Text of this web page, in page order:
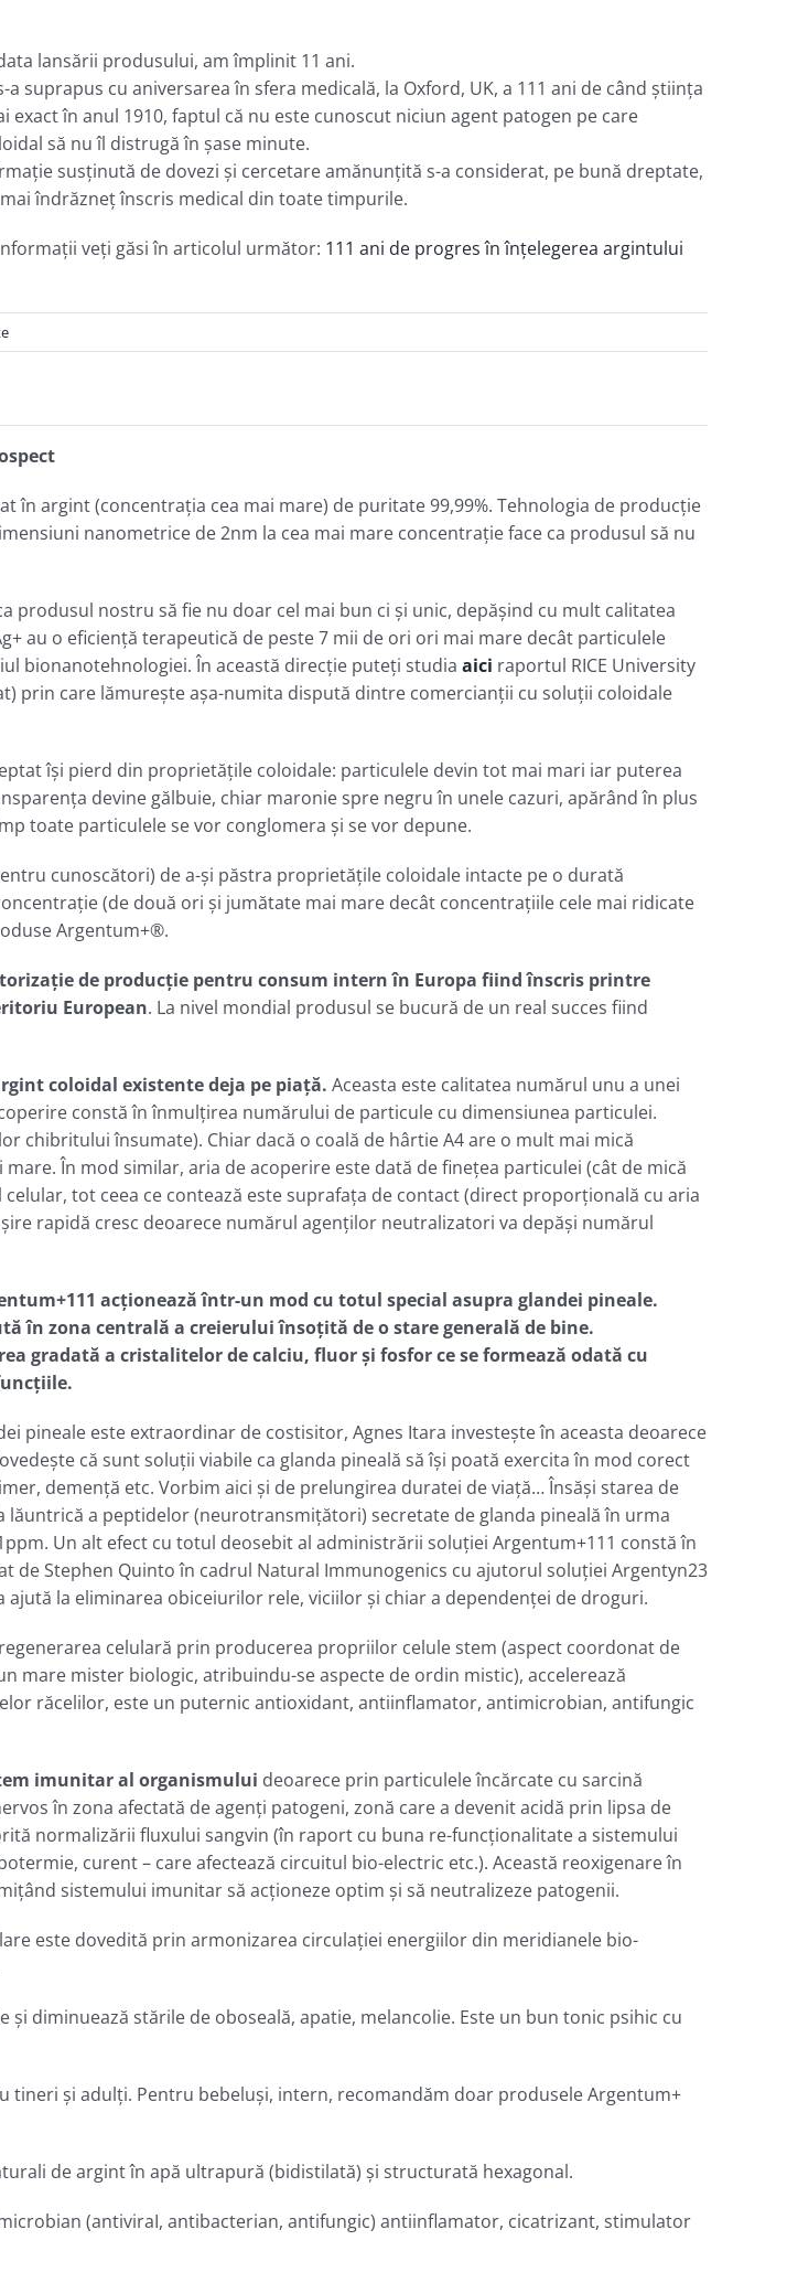
lansării produsului, am împlinit 11 ani.
a suprapus cu aniversarea în sfera medicală, la Oxford, UK, a 111 ani de când ştiinţa
exact în anul 1910, faptul că nu este cunoscut niciun agent patogen pe care
să nu îl distrugă în şase minute.
susţinută de dovezi şi cercetare amănunţită s-a considerat, pe bună dreptate,
îndrăzneţ înscris medical din toate timpurile.
veţi găsi în articolul următor: 111 ani de progres în înţelegerea argintului
argint (concentraţia cea mai mare) de puritate 99,99%. Tehnologia de producţie
nanometrice de 2nm la cea mai mare concentraţie face ca produsul să nu
nostru să fie nu doar cel mai bun ci şi unic, depăşind cu mult calitatea
au o eficienţă terapeutică de peste 7 mii de ori ori mai mare decât particulele
bionanotehnologiei. În această direcţie puteţi studia aici raportul RICE University
prin care lămureşte aşa-numita dispută dintre comercianţii cu soluţii coloidale
îşi pierd din proprietăţile coloidale: particulele devin tot mai mari iar puterea
devine gălbuie, chiar maronie spre negru în unele cazuri, apărând în plus
toate particulele se vor conglomera şi se vor depune.
cunoscători) de a-şi păstra proprietăţile coloidale intacte pe o durată
(de două ori şi jumătate mai mare decât concentraţiile cele mai ridicate
Argentum+®.
de producţie pentru consum intern în Europa fiind înscris printre
European. La nivel mondial produsul se bucură de un real succes fiind
coloidal existente deja pe piaţă. Aceasta este calitatea numărul unu a unei
constă în înmulțirea numărului de particule cu dimensiunea particulei.
chibritului însumate). Chiar dacă o coală de hârtie A4 are o mult mai mică
În mod similar, aria de acoperire este dată de fineţea particulei (cât de mică
tot ceea ce contează este suprafaţa de contact (direct proporţională cu aria
rapidă cresc deoarece numărul agenților neutralizatori va depăşi numărul
acţionează într-un mod cu totul special asupra glandei pineale.
în zona centrală a creierului însoţită de o stare generală de bine.
gradată a cristalitelor de calciu, fluor şi fosfor ce se formează odată cu
pineale este extraordinar de costisitor, Agnes Itara investeşte în aceasta deoarece
că sunt soluţii viabile ca glanda pineală să îşi poată exercita în mod corect
demenţă etc. Vorbim aici şi de prelungirea duratei de viaţă… Însăşi starea de
lăuntrică a peptidelor (neurotransmiţători) secretate de glanda pineală în urma
Un alt efect cu totul deosebit al administrării soluţiei Argentum+111 constă în
de Stephen Quinto în cadrul Natural Immunogenics cu ajutorul soluţiei Argentyn23
la eliminarea obiceiurilor rele, viciilor şi chiar a dependenţei de droguri.
celulară prin producerea propriilor celule stem (aspect coordonat de
mare mister biologic, atribuindu-se aspecte de ordin mistic), accelerează
răcelilor, este un puternic antioxidant, antiinflamator, antimicrobian, antifungic
imunitar al organismului deoarece prin particulele încărcate cu sarcină
în zona afectată de agenţi patogeni, zonă care a devenit acidă prin lipsa de
normalizării fluxului sangvin (în raport cu buna re-funcţionalitate a sistemului
curent – care afectează circuitul bio-electric etc.). Această reoxigenare în
sistemului imunitar să acţioneze optim şi să neutralizeze patogenii.
este dovedită prin armonizarea circulaţiei energiilor din meridianele bio-
diminuează stările de oboseală, apatie, melancolie. Este un bun tonic psihic cu
şi adulţi. Pentru bebeluşi, intern, recomandăm doar produsele Argentum+
de argint în apă ultrapură (bidistilată) şi structurată hexagonal.
(antiviraI, antibacterian, antifungic) antiinflamator, cicatrizant, stimulator